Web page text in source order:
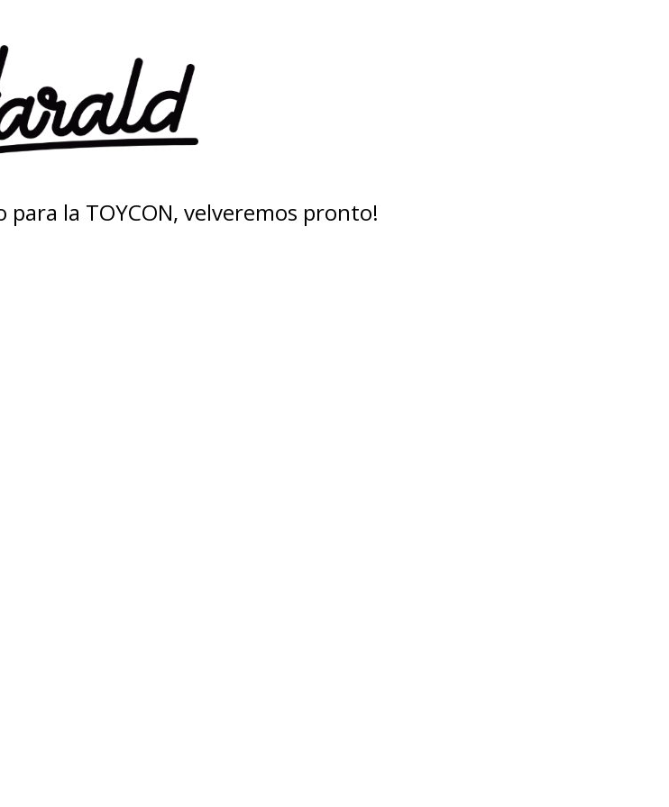
la TOYCON, velveremos pronto!